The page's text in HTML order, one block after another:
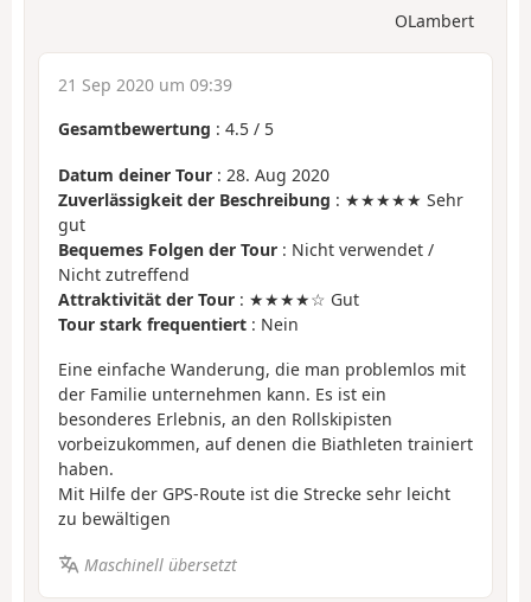
OLambert
21 Sep 2020 um 09:39
Gesamtbewertung : 4.5 / 5
Datum deiner Tour : 28. Aug 2020
Zuverlässigkeit der Beschreibung : ★★★★★ Sehr
gut
Bequemes Folgen der Tour : Nicht verwendet /
Nicht zutreffend
Attraktivität der Tour : ★★★★☆ Gut
Tour stark frequentiert : Nein
Eine einfache Wanderung, die man problemlos mit
der Familie unternehmen kann. Es ist ein
besonderes Erlebnis, an den Rollskipisten
vorbeizukommen, auf denen die Biathleten trainiert
haben.
Mit Hilfe der GPS-Route ist die Strecke sehr leicht
zu bewältigen
Maschinell übersetzt